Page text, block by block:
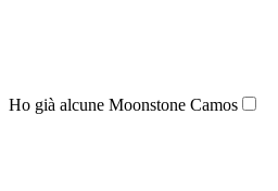
Ho già alcune Moonstone Camos